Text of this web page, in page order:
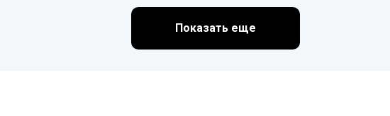
Показать еще